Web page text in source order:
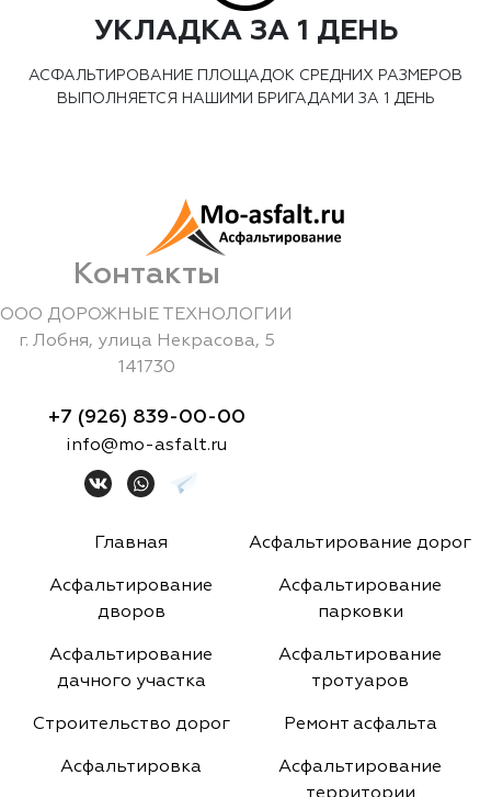
УКЛАДКА ЗА 1 ДЕНЬ
АСФАЛЬТИРОВАНИЕ ПЛОЩАДОК СРЕДНИХ РАЗМЕРОВ
ВЫПОЛНЯЕТСЯ НАШИМИ БРИГАДАМИ ЗА 1 ДЕНЬ
Контакты
ООО ДОРОЖНЫЕ ТЕХНОЛОГИИ
г. Лобня, улица Некрасова, 5
141730
+7 (926) 839-00-00
info@mo-asfalt.ru
Главная Асфальтирование дорог
Асфальтирование
дворов
Асфальтирование
парковки
Асфальтирование
дачного участка
Асфальтирование
тротуаров
Строительство дорог Ремонт асфальта
Асфальтировка
Асфальтирование